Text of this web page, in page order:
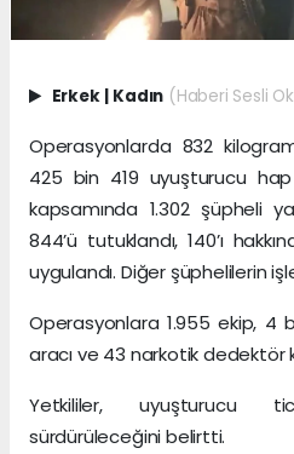
Erkek Kadın (Haberi Sesli
Operasyonlarda 832
425 bin 419 uyuşturucu
kapsamında 1.302 şüpheli
844’ü tutuklandı, 140’ı
uygulandı. Diğer şüphelilerin
Operasyonlara 1.955 ekip, 4
aracı ve 43 narkotik dedektör
Yetkililer, uyuşturucu
sürdürüleceğini belirtti.